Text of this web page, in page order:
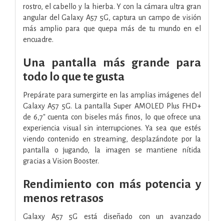
rostro, el cabello y la hierba. Y con la cámara ultra gran
angular del Galaxy A57 5G, captura un campo de visión
más amplio para que quepa más de tu mundo en el
encuadre.
Una pantalla más grande para
todo lo que te gusta
Prepárate para sumergirte en las amplias imágenes del
Galaxy A57 5G. La pantalla Super AMOLED Plus FHD+
de 6,7" cuenta con biseles más finos, lo que ofrece una
experiencia visual sin interrupciones. Ya sea que estés
viendo contenido en streaming, desplazándote por la
pantalla o jugando, la imagen se mantiene nítida
gracias a Vision Booster.
Rendimiento con más potencia y
menos retrasos
Galaxy A57 5G está diseñado con un avanzado